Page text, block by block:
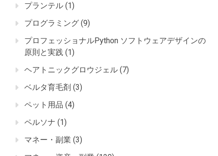
プランテル (1)
プログラミング (9)
プロフェッショナルPython ソフトウェアデザインの
原則と実践 (1)
ヘアトニックグロウジェル (7)
ベルタ育毛剤 (3)
ペット用品 (4)
ペルソナ (1)
マネー・副業 (3)